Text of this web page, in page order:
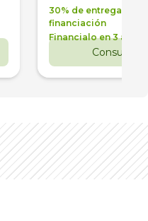
30% de entrega +
financiación
Financialo en 3 años
Consultar